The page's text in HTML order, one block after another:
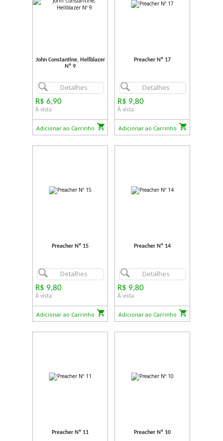
John Constantine, Hellblazer
Nº 9
Detalhes
R$ 6,90
À vista
Adicionar ao Carrinho
Preacher Nº 17
Detalhes
R$ 9,80
À vista
Adicionar ao Carrinho
Preacher Nº 15
Detalhes
R$ 9,80
À vista
Adicionar ao Carrinho
Preacher Nº 14
Detalhes
R$ 9,80
À vista
Adicionar ao Carrinho
Preacher Nº 11 Preacher Nº 10